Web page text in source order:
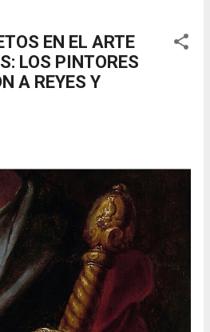
EN EL ARTE
LOS PINTORES
A REYES Y